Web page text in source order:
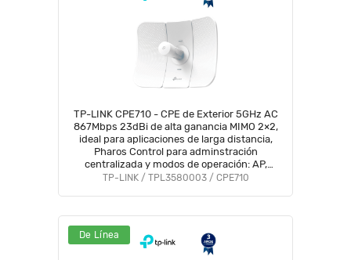
TP-LINK CPE710 - CPE de Exterior 5GHz AC
867Mbps 23dBi de alta ganancia MIMO 2×2,
ideal para aplicaciones de larga distancia,
Pharos Control para adminstración
centralizada y modos de operación: AP,
Cliente, Repetidor, AP Router/ AP Cliente
TP-LINK / TPL3580003 / CPE710
De Línea